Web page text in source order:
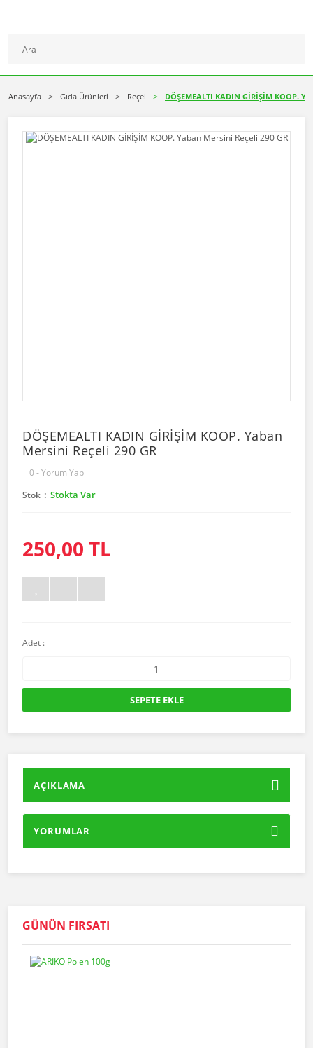
Anasayfa Gıda Ürünleri Reçel DÖŞEMEALTI KADIN GİRİŞİM KOOP.
GÜNÜN FIRSATI
DÖŞEMEALTI KADIN GİRİŞİM KOOP. Yaban
Mersini Reçeli 290 GR
0 - Yorum Yap
Stok
Stokta Var
250,00 TL
Adet :
SEPETE EKLE
AÇIKLAMA
YORUMLAR